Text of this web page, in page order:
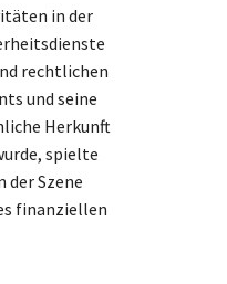
in der
rechtlichen
und seine
Herkunft
spielte
der Szene
finanziellen